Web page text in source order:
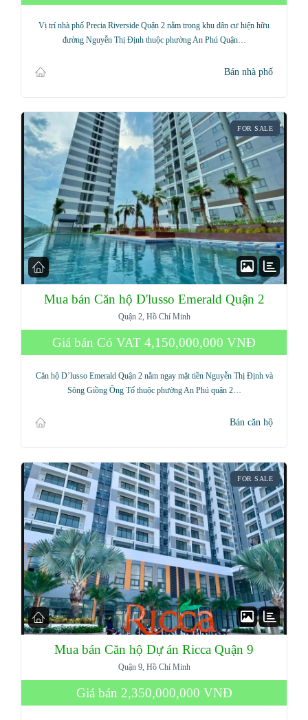
Vị trí nhà phố Precia Riverside Quận 2 nằm trong khu dân cư hiện hữu
đường Nguyễn Thị Định thuộc phường An Phú Quận…
Bán nhà phố
FOR SALE
Mua bán Căn hộ D'lusso Emerald Quận 2
Quận 2, Hồ Chí Minh
Giá bán Có VAT 4,150,000,000 VNĐ
Căn hộ D’lusso Emerald Quận 2 nằm ngay mặt tiền Nguyễn Thị Định và
Sông Giồng Ông Tố thuộc phường An Phú quận 2…
Bán căn hộ
FOR SALE
Mua bán Căn hộ Dự án Ricca Quận 9
Quận 9, Hồ Chí Minh
Giá bán 2,350,000,000 VNĐ